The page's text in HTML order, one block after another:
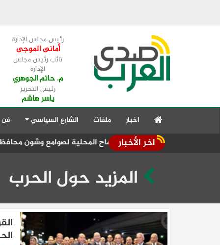
رئيس مجلس الإدارة
أمانى الموجى
نائب رئيس مجلس
الإدارة
م. حاتم الجوهري
رئيس التحرير
ياسر هاشم
اخبار ملفات الشارع السياسي فن
اخر الأخبار
تدفق الأقماح المحلية لصوامع وشون محافظة الشرقية
المزيد حول الحرب